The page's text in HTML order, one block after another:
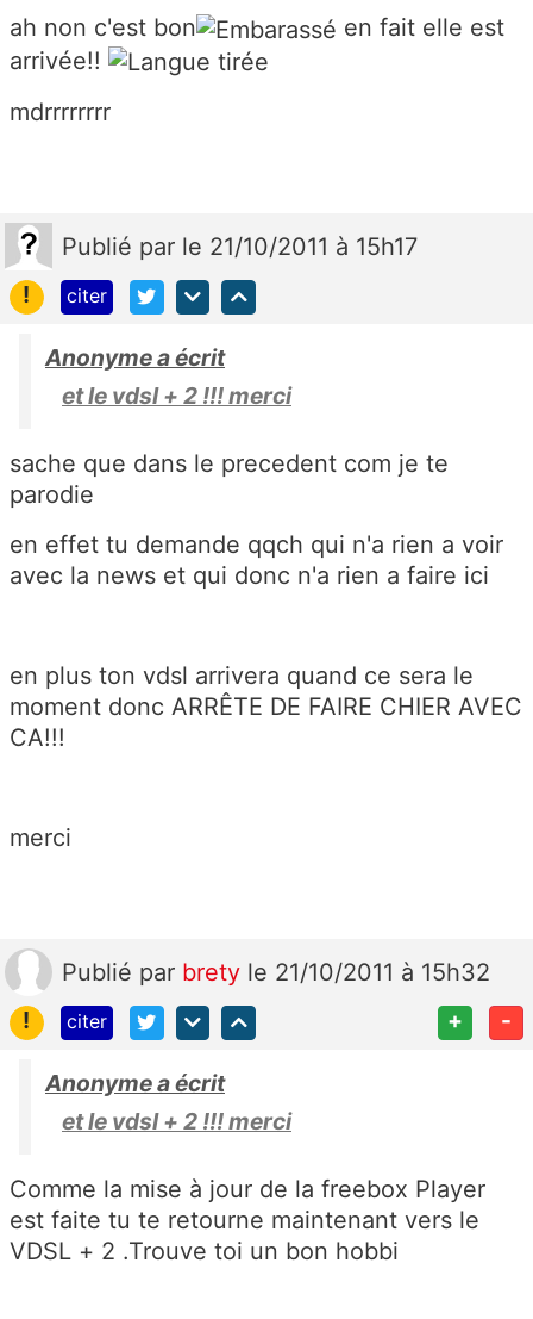
ah non c'est bon
en fait elle est
arrivée!!
mdrrrrrrrr
Publié par le 21/10/2011 à 15h17
!
citer
Anonyme a écrit
et le vdsl + 2 !!! merci
sache que dans le precedent com je te
parodie
en effet tu demande qqch qui n'a rien a voir
avec la news et qui donc n'a rien a faire ici
en plus ton vdsl arrivera quand ce sera le
moment donc ARRÊTE DE FAIRE CHIER AVEC
CA!!!
merci
Publié par brety le 21/10/2011 à 15h32
!
citer + -
Anonyme a écrit
et le vdsl + 2 !!! merci
Comme la mise à jour de la freebox Player
est faite tu te retourne maintenant vers le
VDSL + 2 .Trouve toi un bon hobbi